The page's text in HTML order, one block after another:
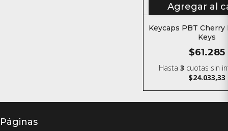
Agregar al
Keycaps PBT Cherry
Keys
$61.285
Hasta3 cuotas sin
$24.033,33
Páginas